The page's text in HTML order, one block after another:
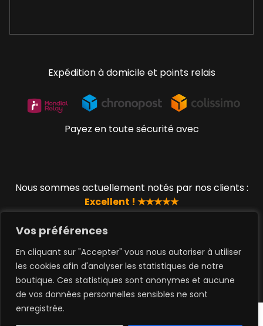
Vos préférences
En cliquant sur "Accepter" vous nous autoriser à utiliser
les cookies afin d'analyser les statistiques de notre
boutique. Ces statistiques sont anonymes et aucune
de vos données personnelles sensibles ne sont
enregistrée.
Expédition à domicile et points relais
Payez en toute sécurité avec
Nous sommes actuellement notés par nos clients :
Excellent ! ★★★★★
© 2019 - 2023 www.lucky-geek.com par QUEEN TOYS
SAS
0